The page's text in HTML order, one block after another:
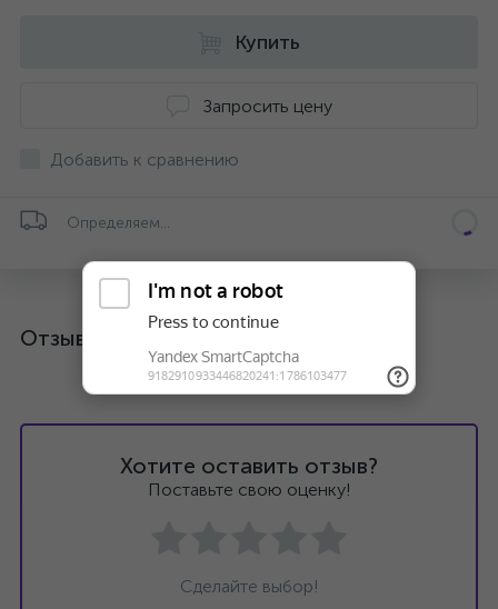
Купить
Запросить цену
Добавить к сравнению
Определяем...
Отзывы
Хотите оставить отзыв?
Поставьте свою оценку!
Сделайте выбор!